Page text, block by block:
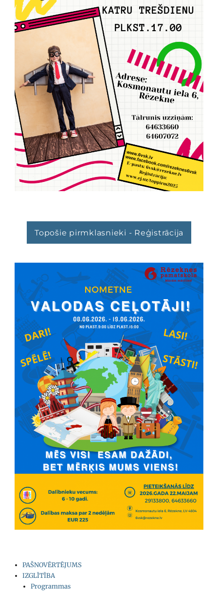
Topošie pirmklasnieki - Reģistrācija
PAŠNOVĒRTĒJUMS
IZGLĪTĪBA
Programmas